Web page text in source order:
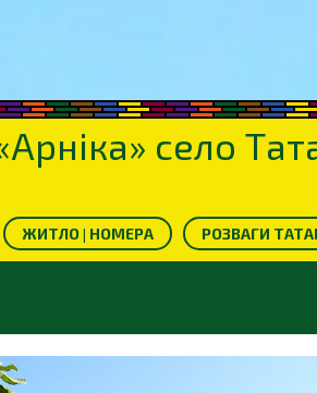
село
ЖИТЛО | НОМЕРА РОЗВАГИ